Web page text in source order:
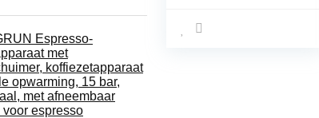
Espresso-
met
koffiezetapparaat
opwarming, 15 bar,
met afneembaar
espresso
kopjes, 480 W